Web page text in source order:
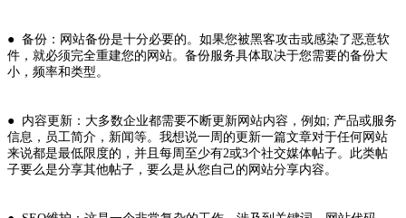
● 备份：网站备份是十分必要的。如果您被黑客攻击或感染了恶意软
件，就必须完全重建您的网站。备份服务具体取决于您需要的备份大
小，频率和类型。
● 内容更新：大多数企业都需要不断更新网站内容，例如; 产品或服务
信息，员工简介，新闻等。我想说一周的更新一篇文章对于任何网站
来说都是最低限度的，并且每周至少有2或3个社交媒体帖子。此类帖
子要么是分享其他帖子，要么是从您自己的网站分享内容。